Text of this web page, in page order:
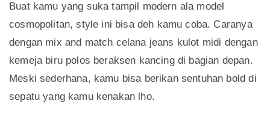
Buat kamu yang suka tampil modern ala model
cosmopolitan, style ini bisa deh kamu coba. Caranya
dengan mix and match celana jeans kulot midi dengan
kemeja biru polos beraksen kancing di bagian depan.
Meski sederhana, kamu bisa berikan sentuhan bold di
sepatu yang kamu kenakan lho.